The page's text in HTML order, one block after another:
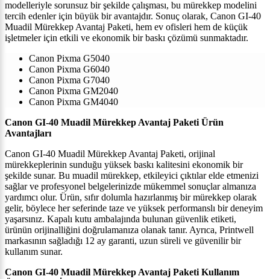
modelleriyle sorunsuz bir şekilde çalışması, bu mürekkep modelini
tercih edenler için büyük bir avantajdır. Sonuç olarak, Canon GI-40
Muadil Mürekkep Avantaj Paketi, hem ev ofisleri hem de küçük
işletmeler için etkili ve ekonomik bir baskı çözümü sunmaktadır.
Canon Pixma G5040
Canon Pixma G6040
Canon Pixma G7040
Canon Pixma GM2040
Canon Pixma GM4040
Canon GI-40 Muadil Mürekkep Avantaj Paketi Ürün
Avantajları
Canon GI-40 Muadil Mürekkep Avantaj Paketi, orijinal
mürekkeplerinin sunduğu yüksek baskı kalitesini ekonomik bir
şekilde sunar. Bu muadil mürekkep, etkileyici çıktılar elde etmenizi
sağlar ve profesyonel belgelerinizde mükemmel sonuçlar almanıza
yardımcı olur. Ürün, sıfır dolumla hazırlanmış bir mürekkep olarak
gelir, böylece her seferinde taze ve yüksek performanslı bir deneyim
yaşarsınız. Kapalı kutu ambalajında bulunan güvenlik etiketi,
ürünün orijinalliğini doğrulamanıza olanak tanır. Ayrıca, Printwell
markasının sağladığı 12 ay garanti, uzun süreli ve güvenilir bir
kullanım sunar.
Canon GI-40 Muadil Mürekkep Avantaj Paketi Kullanım